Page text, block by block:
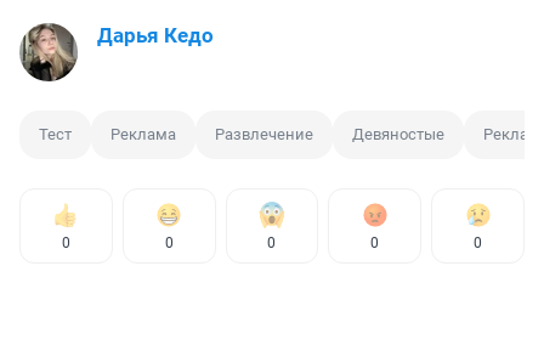
Дарья Кедо
Тест Реклама Развлечение Девяностые
0 0 0 0 0